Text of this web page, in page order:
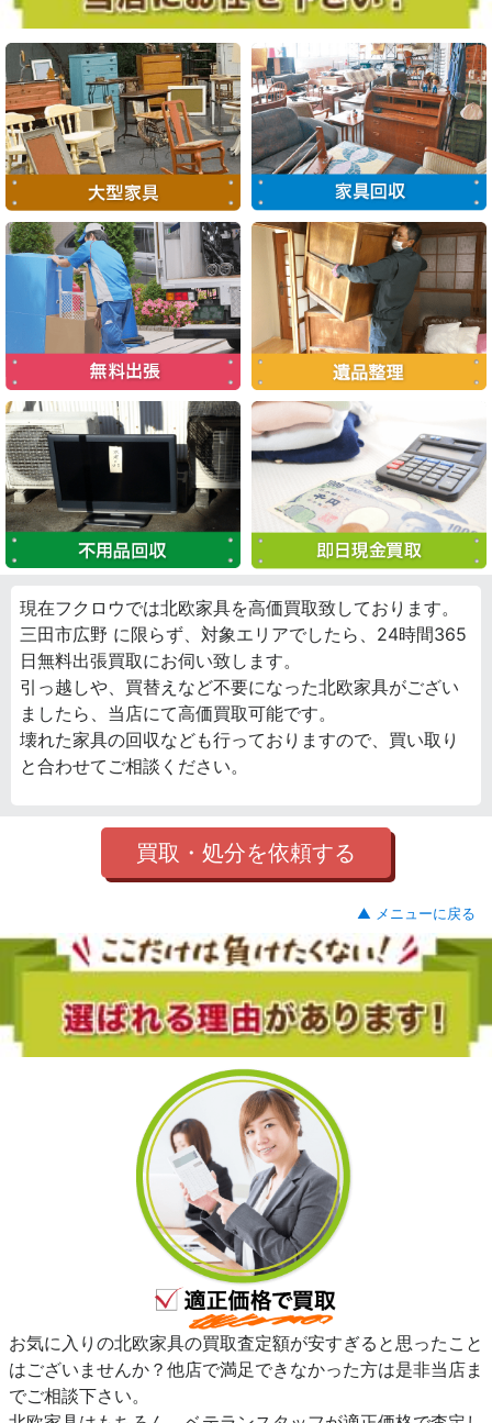
現在フクロウでは北欧家具を高価買取致しております。
三田市広野 に限らず、対象エリアでしたら、24時間365
日無料出張買取にお伺い致します。
引っ越しや、買替えなど不要になった北欧家具がござい
ましたら、当店にて高価買取可能です。
壊れた家具の回収なども行っておりますので、買い取り
と合わせてご相談ください。
買取・処分を依頼する
▲ メニューに戻る
お気に入りの北欧家具の買取査定額が安すぎると思ったこと
はございませんか？他店で満足できなかった方は是非当店ま
でご相談下さい。